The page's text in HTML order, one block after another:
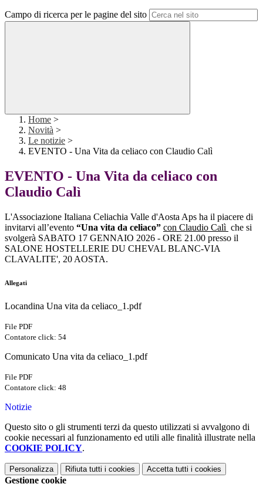
Campo di ricerca per le pagine del sito
Home >
Novità >
Le notizie >
EVENTO - Una Vita da celiaco con Claudio Calì
EVENTO - Una Vita da celiaco con
Claudio Calì
L'Associazione Italiana Celiachia Valle d'Aosta Aps ha il piacere di
invitarvi all’evento “Una vita da celiaco” con Claudio Calì che si
svolgerà SABATO 17 GENNAIO 2026 - ORE 21.00 presso il
SALONE HOSTELLERIE DU CHEVAL BLANC-VIA
CLAVALITE', 20 AOSTA.
Allegati
Locandina Una vita da celiaco_1.pdf
File PDF
Contatore click: 54
Comunicato Una vita da celiaco_1.pdf
File PDF
Contatore click: 48
Notizie
Questo sito o gli strumenti terzi da questo utilizzati si avvalgono di
cookie necessari al funzionamento ed utili alle finalità illustrate nella
COOKIE POLICY.
Personalizza Rifiuta tutti i cookies Accetta tutti i cookies
Gestione cookie